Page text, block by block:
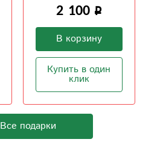
2 420
В корзину
Купить в один
клик
Все подарки